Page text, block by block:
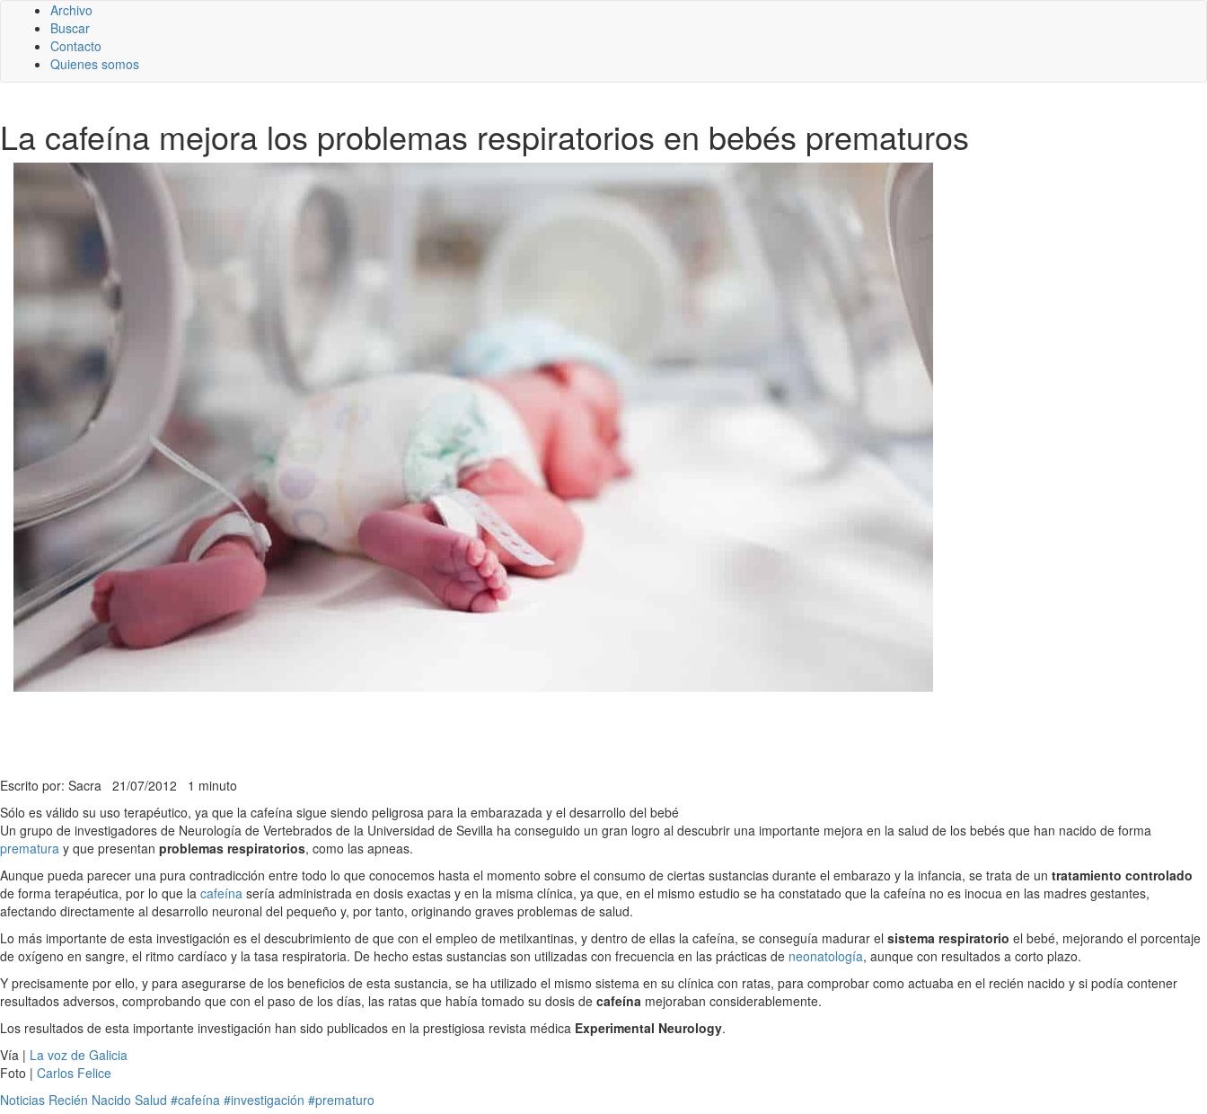
Archivo
Buscar
Contacto
Quienes somos
La cafeína mejora los problemas respiratorios en bebés prematuros
Escrito por: Sacra 21/07/2012 1 minuto
Sólo es válido su uso terapéutico, ya que la cafeína sigue siendo peligrosa para la embarazada y el desarrollo del bebé
Un grupo de investigadores de Neurología de Vertebrados de la Universidad de Sevilla ha conseguido un gran logro al descubrir una importante mejora en la salud de los bebés que han nacido de forma
prematura y que presentan problemas respiratorios, como las apneas.
Aunque pueda parecer una pura contradicción entre todo lo que conocemos hasta el momento sobre el consumo de ciertas sustancias durante el embarazo y la infancia, se trata de un tratamiento controlado
de forma terapéutica, por lo que la cafeína sería administrada en dosis exactas y en la misma clínica, ya que, en el mismo estudio se ha constatado que la cafeína no es inocua en las madres gestantes,
afectando directamente al desarrollo neuronal del pequeño y, por tanto, originando graves problemas de salud.
Lo más importante de esta investigación es el descubrimiento de que con el empleo de metilxantinas, y dentro de ellas la cafeína, se conseguía madurar el sistema respiratorio el bebé, mejorando el porcentaje
de oxígeno en sangre, el ritmo cardíaco y la tasa respiratoria. De hecho estas sustancias son utilizadas con frecuencia en las prácticas de neonatología, aunque con resultados a corto plazo.
Y precisamente por ello, y para asegurarse de los beneficios de esta sustancia, se ha utilizado el mismo sistema en su clínica con ratas, para comprobar como actuaba en el recién nacido y si podía contener
resultados adversos, comprobando que con el paso de los días, las ratas que había tomado su dosis de cafeína mejoraban considerablemente.
Los resultados de esta importante investigación han sido publicados en la prestigiosa revista médica Experimental Neurology.
Vía | La voz de Galicia
Foto | Carlos Felice
Noticias Recién Nacido Salud #cafeína #investigación #prematuro